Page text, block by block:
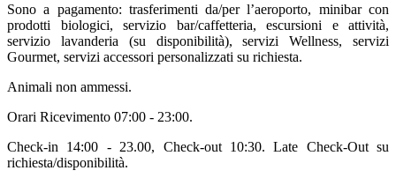
Sono a pagamento: trasferimenti da/per l’aeroporto, minibar con
prodotti biologici, servizio bar/caffetteria, escursioni e attività,
servizio lavanderia (su disponibilità), servizi Wellness, servizi
Gourmet, servizi accessori personalizzati su richiesta.
Animali non ammessi.
Orari Ricevimento 07:00 - 23:00.
Check-in 14:00 - 23.00, Check-out 10:30. Late Check-Out su
richiesta/disponibilità.